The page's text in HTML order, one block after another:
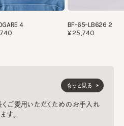
4 BF-65-LB626 2
¥25,740
ご愛用いただくためのお手入れ
す。
もっと見る